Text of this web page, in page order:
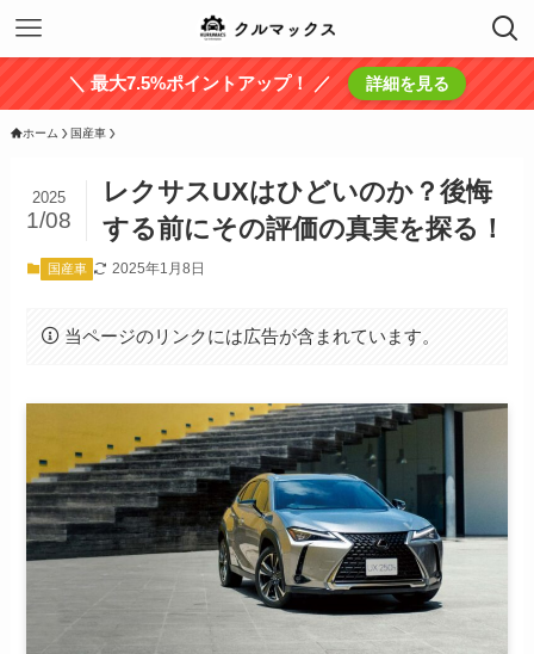
＼ 最大7.5%ポイントアップ！ ／ 詳細を見る
ホーム 国産車
レクサスUXはひどいのか？後悔
する前にその評価の真実を探る！
2025
1/08
国産車 2025年1月8日
当ページのリンクには広告が含まれています。